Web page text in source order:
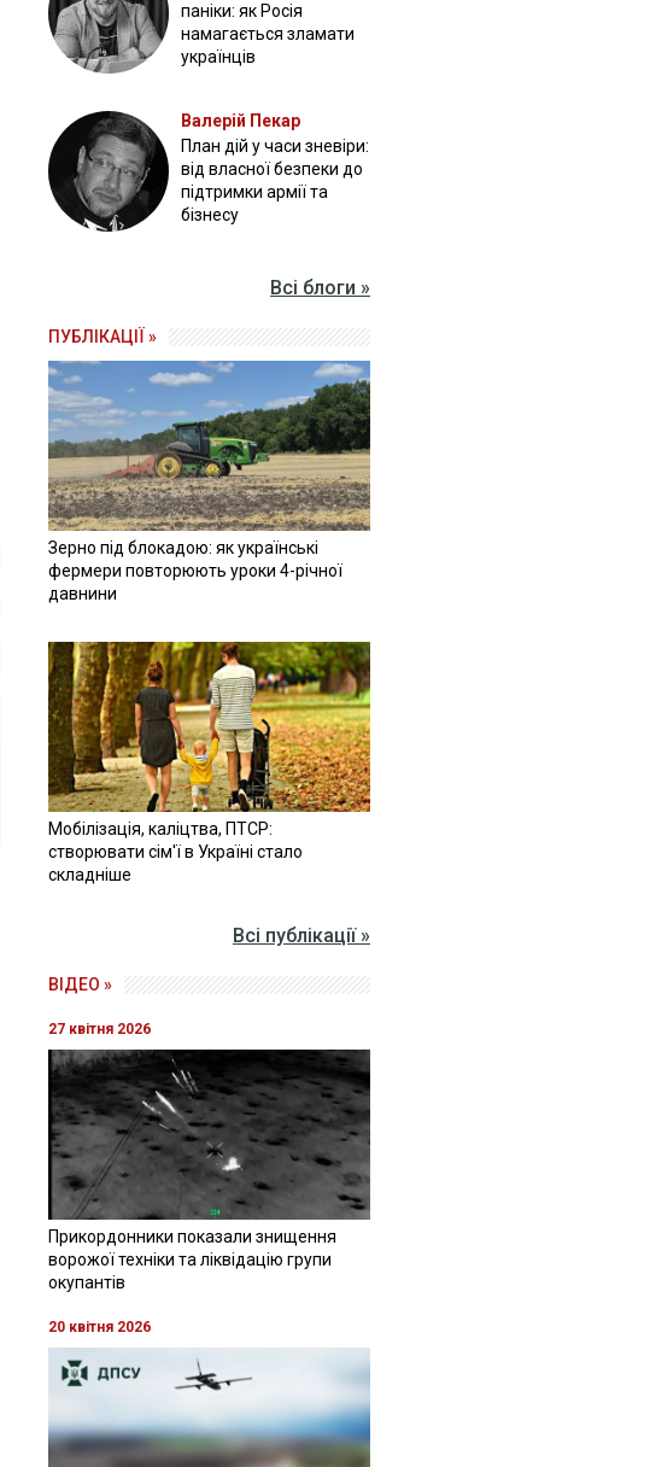
паніки: як Росія
намагається зламати
українців
Валерій Пекар
План дій у часи зневіри:
від власної безпеки до
підтримки армії та
бізнесу
Всі блоги »
ПУБЛІКАЦІЇ »
Зерно під блокадою: як українські
фермери повторюють уроки 4-річної
давнини
Мобілізація, каліцтва, ПТСР:
створювати сім'ї в Україні стало
складніше
Всі публікації »
ВІДЕО »
27 квітня 2026
Прикордонники показали знищення
ворожої техніки та ліквідацію групи
окупантів
20 квітня 2026